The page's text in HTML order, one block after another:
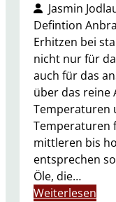
Jasmin
Defintion
Erhitzen bei
nicht nur für
auch für das
über das reine
Temperaturen
Temperaturen
mittleren bis
entsprechen
Öle, die…
Weiterlesen